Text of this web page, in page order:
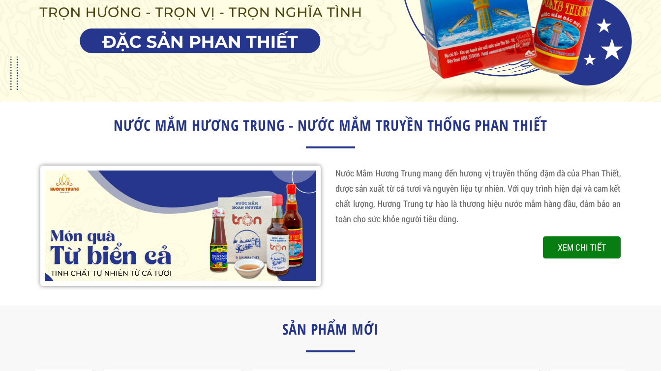
NƯỚC MẮM HƯƠNG TRUNG - NƯỚC MẮM TRUYỀN THỐNG PHAN THIẾT
Nước Mắm Hương Trung mang đến hương vị truyền thống đậm đà của Phan Thiết,
được sản xuất từ cá tươi và nguyên liệu tự nhiên. Với quy trình hiện đại và cam kết
chất lượng, Hương Trung tự hào là thương hiệu nước mắm hàng đầu, đảm bảo an
toàn cho sức khỏe người tiêu dùng.
XEM CHI TIẾT
SẢN PHẨM MỚI